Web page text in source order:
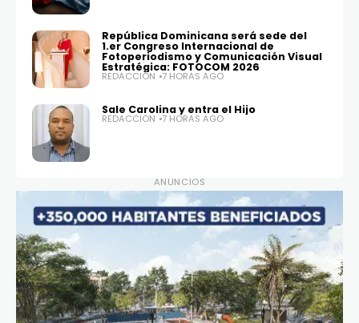
República Dominicana será sede del
1.er Congreso Internacional de
Fotoperiodismo y Comunicación Visual
Estratégica: FOTOCOM 2026
REDACCIÓN 7 HORAS AGO
Sale Carolina y entra el Hijo
REDACCIÓN 7 HORAS AGO
ANUNCIOS